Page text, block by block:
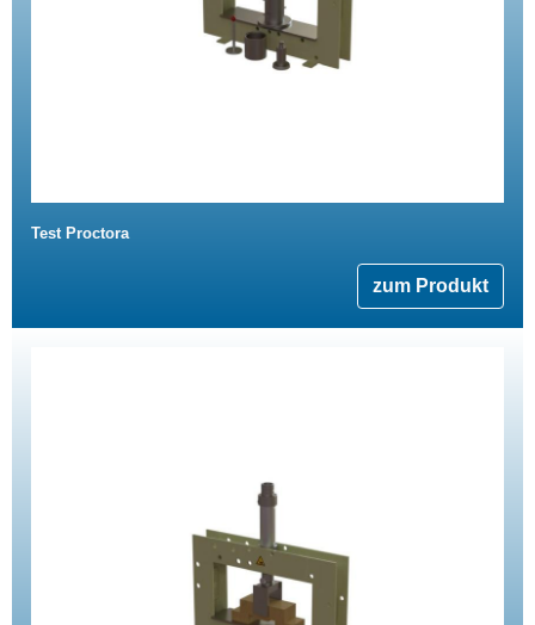
Test Proctora
zum Produkt